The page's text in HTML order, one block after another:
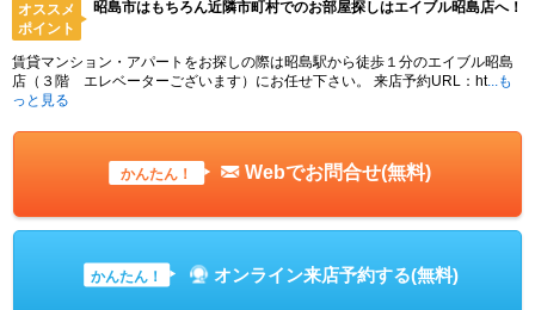
オススメ
ポイント
昭島市はもちろん近隣市町村でのお部屋探しはエイブル昭島店へ！
賃貸マンション・アパートをお探しの際は昭島駅から徒歩１分のエイブル昭島
店（３階 エレベーターございます）にお任せ下さい。 来店予約URL：ht...も
っと見る
かんたん！ Webでお問合せ(無料)
かんたん！ オンライン来店予約する(無料)